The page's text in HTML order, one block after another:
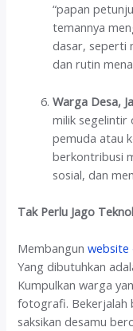
“papan
temannya
dasar, seperti
dan rutin
Warga Desa,
milik segelintir
pemuda atau
berkontribusi
sosial, dan
Tak Perlu Jago
Membangunwebsite
Yang dibutuhkan
Kumpulkan warga
fotografi. Bekerjalah
saksikan desamu